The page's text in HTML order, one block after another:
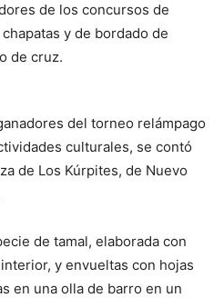
de los concursos de
y de bordado de
de cruz.
del torneo relámpago
culturales, se contó
de Los Kúrpites, de Nuevo
de tamal, elaborada con
y envueltas con hojas
en una olla de barro en un